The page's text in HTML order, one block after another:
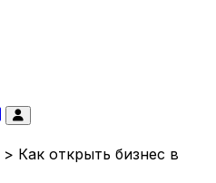
> Как открыть бизнес в